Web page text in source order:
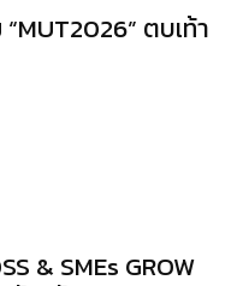
ตบเท้า
& SMEs GROW